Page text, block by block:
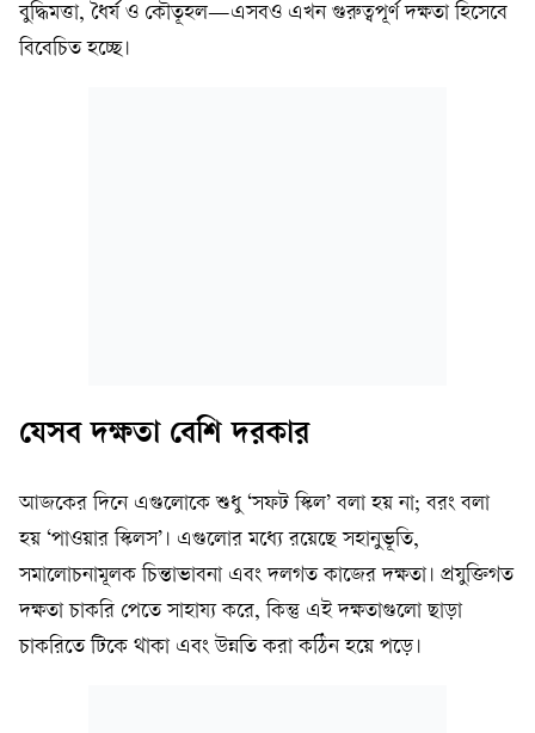
বুদ্ধিমত্তা, ধৈর্য ও কৌতূহল—এসবও এখন গুরুত্বপূর্ণ দক্ষতা হিসেবে
বিবেচিত হচ্ছে।
যেসব দক্ষতা বেশি দরকার
আজকের দিনে এগুলোকে শুধু ‘সফট স্কিল’ বলা হয় না; বরং বলা
হয় ‘পাওয়ার স্কিলস’। এগুলোর মধ্যে রয়েছে সহানুভূতি,
সমালোচনামূলক চিন্তাভাবনা এবং দলগত কাজের দক্ষতা। প্রযুক্তিগত
দক্ষতা চাকরি পেতে সাহায্য করে, কিন্তু এই দক্ষতাগুলো ছাড়া
চাকরিতে টিকে থাকা এবং উন্নতি করা কঠিন হয়ে পড়ে।